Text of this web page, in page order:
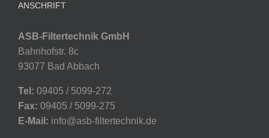
ANSCHRIFT
ASB-Filtertechnik GmbH
Bahnhofstr. 8c
93077 Bad Abbach
Tel: 09405 / 5099-272
Fax: 09405 / 5099-275
E-Mail: info@asb-filtertechnik.de